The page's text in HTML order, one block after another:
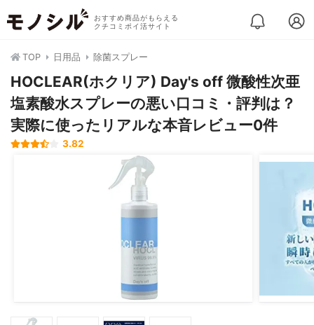
おすすめ商品がもらえる
クチコミポイ活サイト
TOP 日用品 除菌スプレー
HOCLEAR(ホクリア) Day's off 微酸性次亜
塩素酸水スプレーの悪い口コミ・評判は？
実際に使ったリアルな本音レビュー0件
3.82